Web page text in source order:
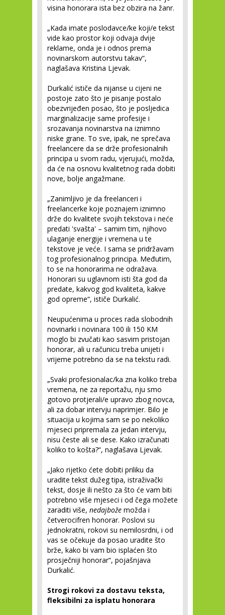
visina honorara ista bez obzira na žanr.
„Kada imate poslodavce/ke koji/e tekst
vide kao prostor koji odvaja dvije
reklame, onda je i odnos prema
novinarskom autorstvu takav“,
naglašava Kristina Ljevak.
Durkalić ističe da nijanse u cijeni ne
postoje zato što je pisanje postalo
obezvrijeđen posao, što je posljedica
marginalizacije same profesije i
srozavanja novinarstva na iznimno
niske grane. To sve, ipak, ne sprečava
freelancere da se drže profesionalnih
principa u svom radu, vjerujući, možda,
da će na osnovu kvalitetnog rada dobiti
nove, bolje angažmane.
„Zanimljivo je da freelanceri i
freelancerke koje poznajem iznimno
drže do kvalitete svojih tekstova i neće
predati 'svašta' – samim tim, njihovo
ulaganje energije i vremena u te
tekstove je veće. I sama se pridržavam
tog profesionalnog principa. Međutim,
to se na honorarima ne odražava.
Honorari su uglavnom isti šta god da
predate, kakvog god kvaliteta, kakve
god opreme“, ističe Durkalić.
Neupućenima u proces rada slobodnih
novinarki i novinara 100 ili 150 KM
moglo bi zvučati kao sasvim pristojan
honorar, ali u računicu treba unijeti i
vrijeme potrebno da se na tekstu radi.
„Svaki profesionalac/ka zna koliko treba
vremena, ne za reportažu, nju smo
gotovo protjerali/e upravo zbog novca,
ali za dobar intervju naprimjer. Bilo je
situacija u kojima sam se po nekoliko
mjeseci pripremala za jedan intervju,
nisu česte ali se dese. Kako izračunati
koliko to košta?“, naglašava Ljevak.
„Jako rijetko ćete dobiti priliku da
uradite tekst dužeg tipa, istraživački
tekst, dosje ili nešto za što će vam biti
potrebno više mjeseci i od čega možete
zaraditi više, nedajbože možda i
četverocifren honorar. Poslovi su
jednokratni, rokovi su nemilosrdni, i od
vas se očekuje da posao uradite što
brže, kako bi vam bio isplaćen što
prosječniji honorar“, pojašnjava
Durkalić.
Strogi rokovi za dostavu teksta,
fleksibilni za isplatu honorara